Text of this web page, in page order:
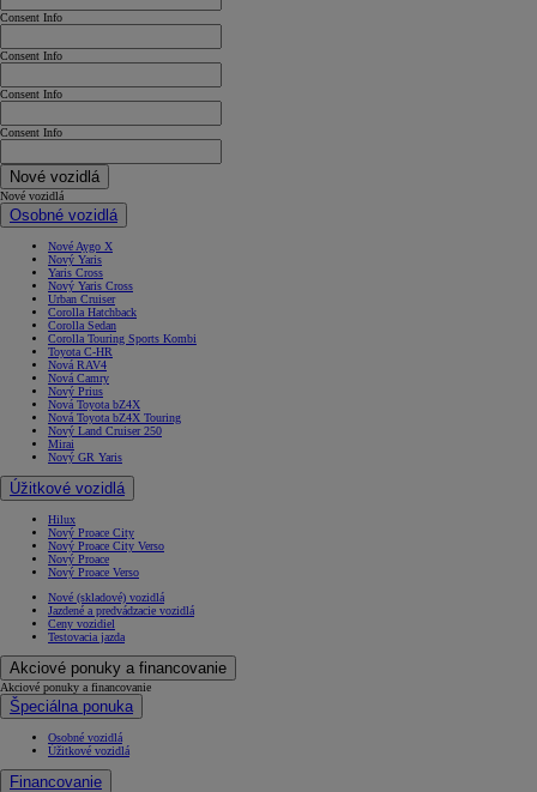
Consent Info
Consent Info
Consent Info
Consent Info
Nové vozidlá
Nové vozidlá
Osobné vozidlá
Nové Aygo X
Nový Yaris
Yaris Cross
Nový Yaris Cross
Urban Cruiser
Corolla Hatchback
Corolla Sedan
Corolla Touring Sports Kombi
Toyota C-HR
Nová RAV4
Nová Camry
Nový Prius
Nová Toyota bZ4X
Nová Toyota bZ4X Touring
Nový Land Cruiser 250
Mirai
Nový GR Yaris
Úžitkové vozidlá
Hilux
Nový Proace City
Nový Proace City Verso
Nový Proace
Nový Proace Verso
Nové (skladové) vozidlá
Jazdené a predvádzacie vozidlá
Ceny vozidiel
Testovacia jazda
Akciové ponuky a financovanie
Akciové ponuky a financovanie
Špeciálna ponuka
Osobné vozidlá
Úžitkové vozidlá
Financovanie